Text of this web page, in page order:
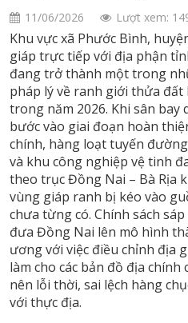
11/06/2026 Lượt xem:
Khu vực xã Phước Bình,
giáp trực tiếp với địa phận
đang trở thành một trong
pháp lý về ranh giới thửa
trong năm 2026. Khi sân
bước vào giai đoạn hoàn
chính, hàng loạt tuyến
và khu công nghiệp vệ tinh
theo trục Đồng Nai – Bà Rịa
vùng giáp ranh bị kéo vào
chưa từng có. Chính sách
đưa Đồng Nai lên mô hình
ương với việc điều chỉnh địa
làm cho các bản đồ địa
nên lỗi thời, sai lệch hàng
với thực địa.